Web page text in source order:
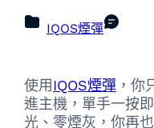
IQOS煙彈
使用 IQOS煙彈 ，你
進主機，單手一按
光、零煙灰，你再